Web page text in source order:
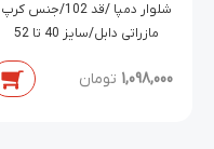
شلوار دمپا /قد 102/جنس کرپ
مازراتی دابل/سایز 40 تا 52
1,098,000 تومان